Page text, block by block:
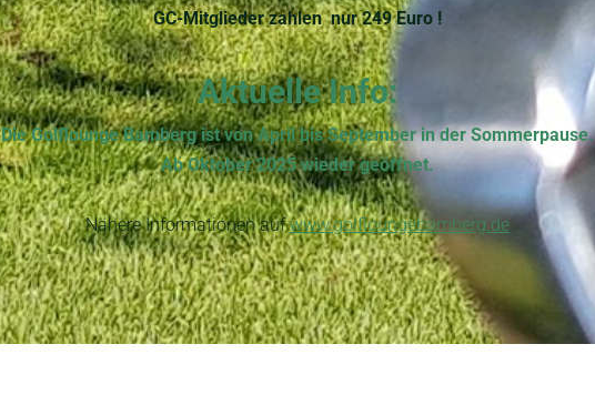
GC-Mitglieder zahlen nur 249 Euro !
Aktuelle Info:
Die Golflounge Bamberg ist von April bis September in der Sommerpause.
Ab Oktober 2025 wieder geöffnet.
Nähere Informationen aufwww.golfloungebamberg.de